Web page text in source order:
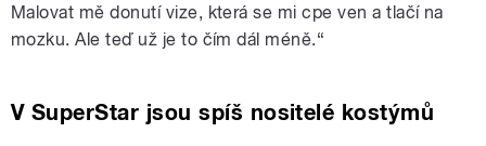
Malovat mě donutí vize, která se mi cpe ven a tlačí na
mozku. Ale teď už je to čím dál méně.“
V SuperStar jsou spíš nositelé kostýmů